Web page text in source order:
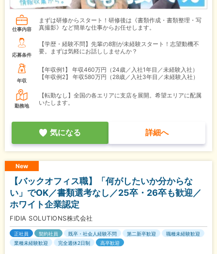
仕事内容
まずは研修からスタート！研修後は《書類作成・書類整理・写
真撮影》など簡単な仕事からお任せします。
応募条件
【学歴・経験不問】先輩の8割が未経験スタート！志望動機不
要。まずは気軽にお話ししませんか？
年収
【年収例1】
年収460万円（24歳／入社1年目／未経験入社）
【年収例2】
年収580万円（28歳／入社3年目／未経験入社）
勤務地
【転勤なし】全国の各エリアに支店を展開。希望エリアに配属
いたします。
気になる 詳細へ
New
【バックオフィス職】「何がしたいか分からな
い」でOK／書類選考なし／25卒・26卒も歓迎／
ホワイト企業認定
FIDIA SOLUTIONS株式会社
正社員 契約社員 既卒・社会人経験不問 第二新卒歓迎
職種未経験歓迎
業種未経験歓迎
完全週休2日制 高卒歓迎